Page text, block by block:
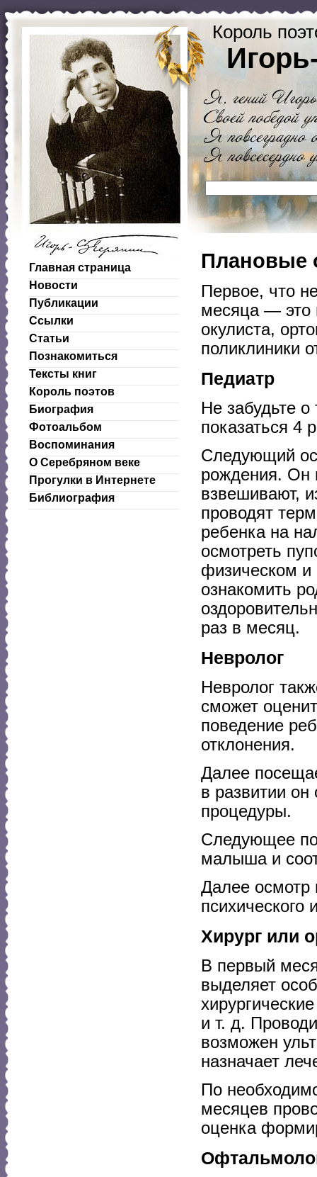
Король
Главная страница
Новости
Публикации
Ссылки
Статьи
Познакомиться
Тексты книг
Король поэтов
Биография
Фотоальбом
Воспоминания
О Серебряном веке
Прогулки в Интернете
Библиография
Плановые
Первое, что
месяца — это
окулиста,
поликлиники
Педиатр
Не забудьте
показаться 4
Следующий
рождения. Он
взвешивают,
проводят
ребенка на
осмотреть
физическом
ознакомить
раз в месяц.
Невролог
Невролог
сможет
поведение
отклонения.
Далее
в развитии
процедуры.
Следующее
малыша и
Далее осмотр
психического
Хирург или
В первый
выделяет
и т. д.
возможен
назначает
По
месяцев
оценка